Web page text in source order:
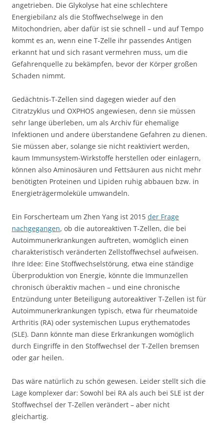
angetrieben. Die Glykolyse hat eine schlechtere
Energiebilanz als die Stoffwechselwege in den
Mitochondrien, aber dafür ist sie schnell – und auf Tempo
kommt es an, wenn eine T-Zelle ihr passendes Antigen
erkannt hat und sich rasant vermehren muss, um die
Gefahrenquelle zu bekämpfen, bevor der Körper großen
Schaden nimmt.
Gedächtnis-T-Zellen sind dagegen wieder auf den
Citratzyklus und OXPHOS angewiesen, denn sie müssen
sehr lange überleben, um als Archiv für ehemalige
Infektionen und andere überstandene Gefahren zu dienen.
Sie müssen aber, solange sie nicht reaktiviert werden,
kaum Immunsystem-Wirkstoffe herstellen oder einlagern,
können also Aminosäuren und Fettsäuren aus nicht mehr
benötigten Proteinen und Lipiden ruhig abbauen bzw. in
Energieträgermoleküle umwandeln.
Ein Forscherteam um Zhen Yang ist 2015 der Frage
nachgegangen, ob die autoreaktiven T-Zellen, die bei
Autoimmunerkrankungen auftreten, womöglich einen
charakteristisch veränderten Zellstoffwechsel aufweisen.
Ihre Idee: Eine Stoffwechselstörung, etwa eine ständige
Überproduktion von Energie, könnte die Immunzellen
chronisch überaktiv machen – und eine chronische
Entzündung unter Beteiligung autoreaktiver T-Zellen ist für
Autoimmunerkrankungen typisch, etwa für rheumatoide
Arthritis (RA) oder systemischen Lupus erythematodes
(SLE). Dann könnte man diese Erkrankungen womöglich
durch Eingriffe in den Stoffwechsel der T-Zellen bremsen
oder gar heilen.
Das wäre natürlich zu schön gewesen. Leider stellt sich die
Lage komplexer dar: Sowohl bei RA als auch bei SLE ist der
Stoffwechsel der T-Zellen verändert – aber nicht
gleichartig.